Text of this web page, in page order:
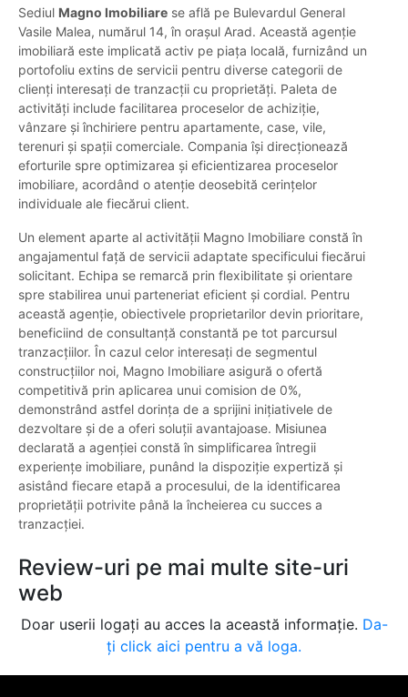
Sediul Magno Imobiliare se află pe Bulevardul General
Vasile Malea, numărul 14, în orașul Arad. Această agenție
imobiliară este implicată activ pe piața locală, furnizând un
portofoliu extins de servicii pentru diverse categorii de
clienți interesați de tranzacții cu proprietăți. Paleta de
activități include facilitarea proceselor de achiziție,
vânzare și închiriere pentru apartamente, case, vile,
terenuri și spații comerciale. Compania își direcționează
eforturile spre optimizarea și eficientizarea proceselor
imobiliare, acordând o atenție deosebită cerințelor
individuale ale fiecărui client.
Un element aparte al activității Magno Imobiliare constă în
angajamentul față de servicii adaptate specificului fiecărui
solicitant. Echipa se remarcă prin flexibilitate și orientare
spre stabilirea unui parteneriat eficient și cordial. Pentru
această agenție, obiectivele proprietarilor devin prioritare,
beneficiind de consultanță constantă pe tot parcursul
tranzacțiilor. În cazul celor interesați de segmentul
construcțiilor noi, Magno Imobiliare asigură o ofertă
competitivă prin aplicarea unui comision de 0%,
demonstrând astfel dorința de a sprijini inițiativele de
dezvoltare și de a oferi soluții avantajoase. Misiunea
declarată a agenției constă în simplificarea întregii
experiențe imobiliare, punând la dispoziție expertiză și
asistând fiecare etapă a procesului, de la identificarea
proprietății potrivite până la încheierea cu succes a
tranzacției.
Review-uri pe mai multe site-uri
web
Doar userii logați au acces la această informație. Da-
ți click aici pentru a vă loga.